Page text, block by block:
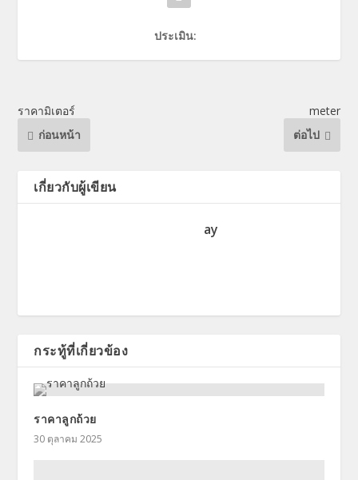
ประเมิน:
ราคามิเตอร์
ก่อนหน้า
meter
ต่อไป
เกี่ยวกับผู้เขียน
ay
กระทู้ที่เกี่ยวข้อง
ราคาลูกถ้วย
30 ตุลาคม 2025